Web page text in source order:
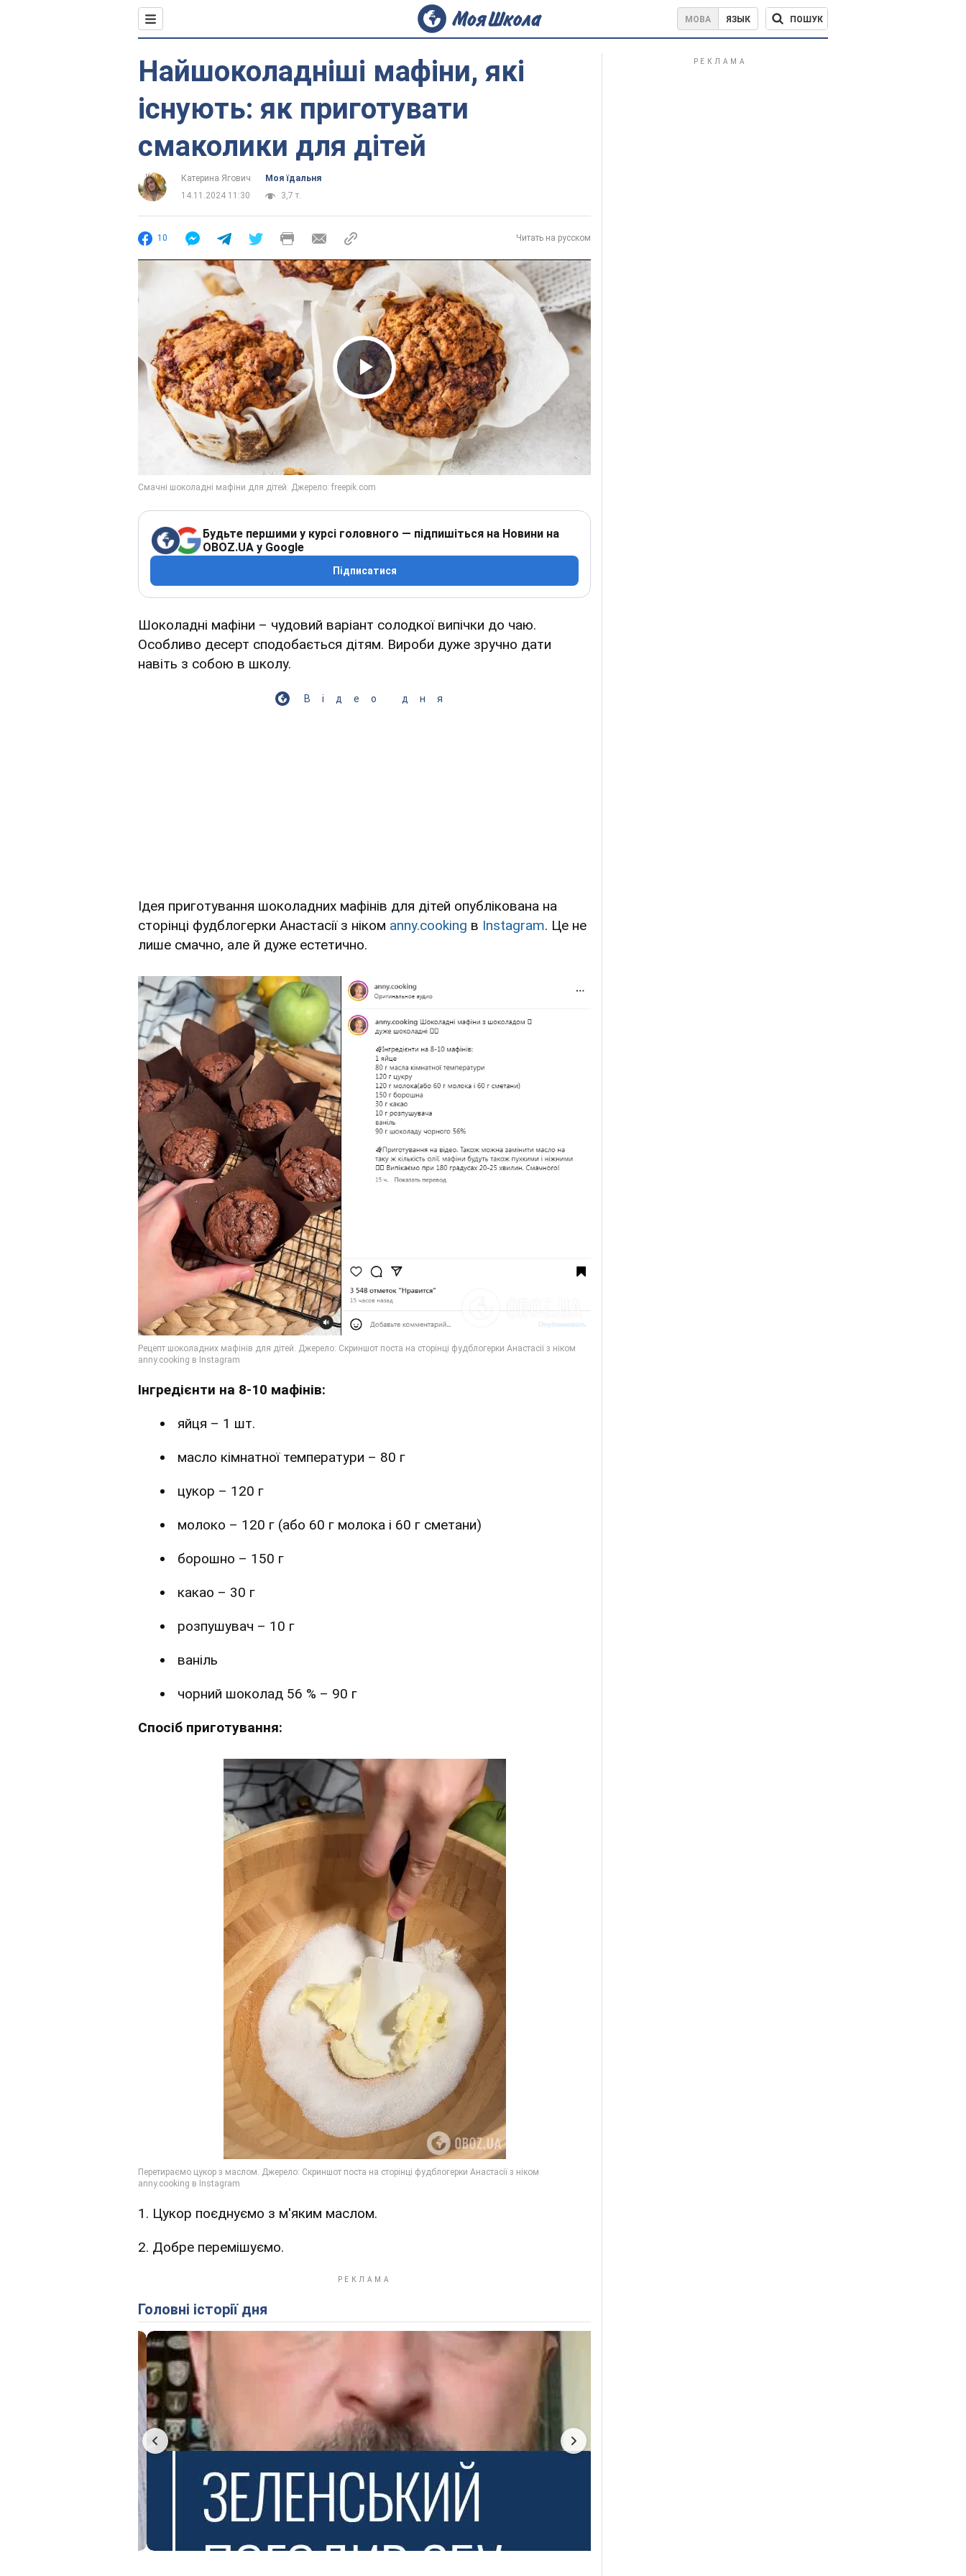
МОВА ЯЗЫК ПОШУК
Найшоколадніші мафіни, які
існують: як приготувати
смаколики для дітей
Катерина Ягович
Моя їдальня
14.11.2024 11:30
3,7 т.
10 Читать на русском
Play Video
Будьте першими у курсі головного — підпишіться на Новини на
OBOZ.UA у Google
Підписатися
Шоколадні мафіни – чудовий варіант солодкої випічки до чаю.
Особливо десерт сподобається дітям. Вироби дуже зручно дати
навіть з собою в школу.
Відео дня
Ідея приготування шоколадних мафінів для дітей опублікована на
сторінці фудблогерки Анастасії з ніком anny.cooking в Instagram. Це не
лише смачно, але й дуже естетично.
Інгредієнти на 8-10 мафінів:
яйця – 1 шт.
масло кімнатної температури – 80 г
цукор – 120 г
молоко – 120 г (або 60 г молока і 60 г сметани)
борошно – 150 г
какао – 30 г
розпушувач – 10 г
ваніль
чорний шоколад 56 % – 90 г
Спосіб приготування:
1. Цукор поєднуємо з м'яким маслом.
2. Добре перемішуємо.
Головні історії дня